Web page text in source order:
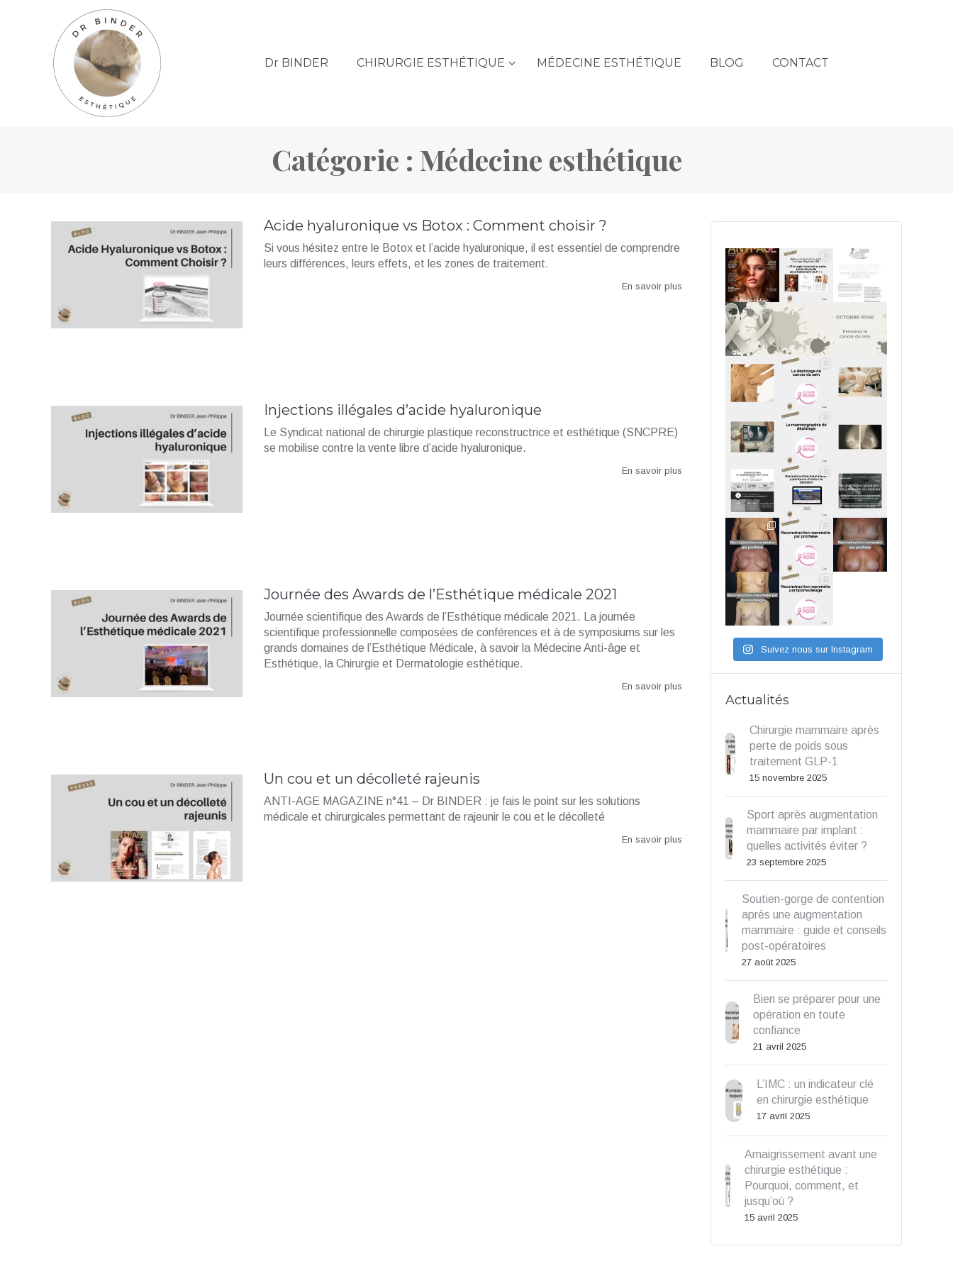
Dr BINDER CHIRURGIE ESTHÉTIQUE MÉDECINE ESTHÉTIQUE BLOG CONTACT
Catégorie : Médecine esthétique
Acide hyaluronique vs Botox : Comment choisir ?
Si vous hésitez entre le Botox et l’acide hyaluronique, il est essentiel de comprendre
leurs différences, leurs effets, et les zones de traitement.
En savoir plus
Injections illégales d’acide hyaluronique
Le Syndicat national de chirurgie plastique reconstructrice et esthétique (SNCPRE)
se mobilise contre la vente libre d’acide hyaluronique.
En savoir plus
Journée des Awards de l’Esthétique médicale 2021
Journée scientifique des Awards de l’Esthétique médicale 2021. La journée
scientifique professionnelle composées de conférences et à de symposiums sur les
grands domaines de l’Esthétique Médicale, à savoir la Médecine Anti-âge et
Esthétique, la Chirurgie et Dermatologie esthétique.
En savoir plus
Un cou et un décolleté rajeunis
ANTI-AGE MAGAZINE n°41 – Dr BINDER : je fais le point sur les solutions
médicale et chirurgicales permettant de rajeunir le cou et le décolleté
En savoir plus
Suivez nous sur Instagram
Actualités
Chirurgie mammaire après
perte de poids sous
traitement GLP-1
15 novembre 2025
Sport après augmentation
mammaire par implant :
quelles activités éviter ?
23 septembre 2025
Soutien-gorge de contention
après une augmentation
mammaire : guide et conseils
post-opératoires
27 août 2025
Bien se préparer pour une
opération en toute
confiance
21 avril 2025
L’IMC : un indicateur clé
en chirurgie esthétique
17 avril 2025
Amaigrissement avant une
chirurgie esthétique :
Pourquoi, comment, et
jusqu’où ?
15 avril 2025